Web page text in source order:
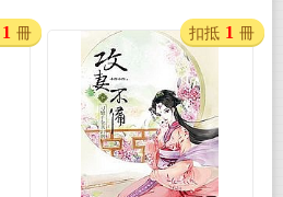
1 冊 扣抵 1 冊